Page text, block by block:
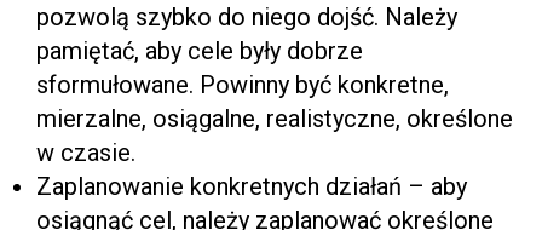
pozwolą szybko do niego dojść. Należy
pamiętać, aby cele były dobrze
sformułowane. Powinny być konkretne,
mierzalne, osiągalne, realistyczne, określone
w czasie.
Zaplanowanie konkretnych działań – aby
osiągnąć cel, należy zaplanować określone